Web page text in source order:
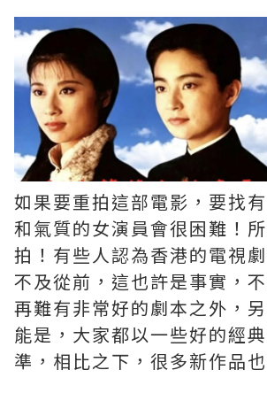
如果要重拍這部電影，要找
和氣質的女演員會很困難！
拍！有些人認為香港的電視
不及從前，這也許是事實，
再難有非常好的劇本之外，
能是，大家都以一些好的經
準，相比之下，很多新作品也